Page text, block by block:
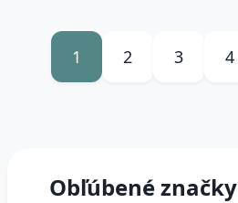
1 2 3 4
Obľúbené